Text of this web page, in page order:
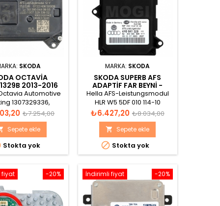
SKODA
OCTAVIA
2013-2016
BEYNI
Automotive
1307329336,
1T0941329B
Kontrol Beyni
Normal
fiyat
₺7.254,00
Sepete ekle
Stokta yok
MARKA: SKODA
SKODA SUPERB AFS
ADAPTIF FAR BEYNI -
4H0941329
Hella AFS-Leistungsmodul
HLR W5 5DF 010 114-10
AO Made in Germany 4H0
941 329 SW:4H0941329
18.07.14 0001 0927
Fiyat
₺6.427,20 Normal
fiyat
₺8.034,00
 Sepete ekle
 Stokta yok
-20%
fiyat -20%
İndirimli fiyat